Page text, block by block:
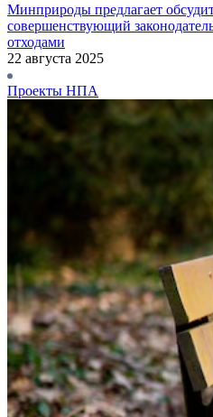
Минприроды предлагает
совершенствующий
отходами
22 августа 2025
Проекты НПА